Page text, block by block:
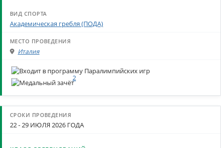
Академическая гребля (ПОДА)
Италия
2
22 - 29 ИЮЛЯ 2026 ГОДА